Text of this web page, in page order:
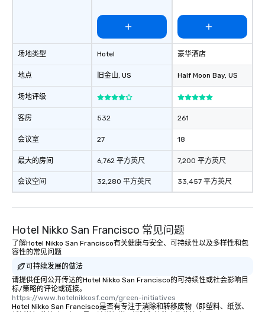
场地类型
地点
场地评级
客房
会议室
最大的房间
会议空间
Hotel
旧金山, US
532
27
6,762 平方英尺
32,280 平方英尺
豪华酒店
Half Moon Bay, US
261
18
7,200 平方英尺
33,457 平方英尺
Hotel Nikko San Francisco 常见问题
了解Hotel Nikko San Francisco有关健康与安全、可持续性以及多样性和包
容性的常见问题
可持续发展的做法
请提供任何公开传达的Hotel Nikko San Francisco的可持续性或社会影响目
标/策略的评论或链接。
https://www.hotelnikkosf.com/green-initiatives
Hotel Nikko San Francisco是否有专注于消除和转移废物（即塑料、纸张、